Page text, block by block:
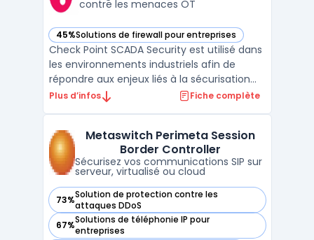
contre les menaces OT
45%Solutions de firewall pour entreprises
— voir Check Point SCADA Security dans cette catégorie
Check Point SCADA Security est utilisé dans
les environnements industriels afin de
répondre aux enjeux liés à la sécurisation
des réseaux OT et SCADA. Ce logiciel
services publics, pour la gestion de
l’interface e ...
Plus d’infos Fiche complète
Metaswitch Perimeta Session
Border Controller
Sécurisez vos communications SIP sur
serveur, virtualisé ou cloud
73%Solution de protection contre les
attaques DDoS
— voir Metaswitch Perimeta Session Border Controller
67%Solutions de téléphonie IP pour
entreprises
— voir Metaswitch Perimeta Session Border Controller